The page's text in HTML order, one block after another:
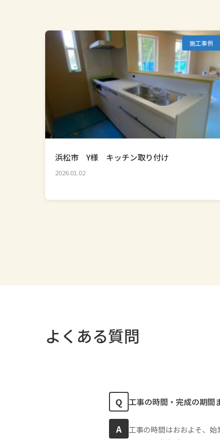
施工事例
浜松市 Y様 キッチン取り付け
2026.01.02
よくある質問
Q 工事の時間・完成の期間
A
工事の時間はおおよそ、